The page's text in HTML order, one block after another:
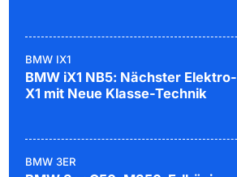
BMW IX1
BMW iX1 NB5: Nächster Elektro-
X1 mit Neue Klasse-Technik
BMW 3ER